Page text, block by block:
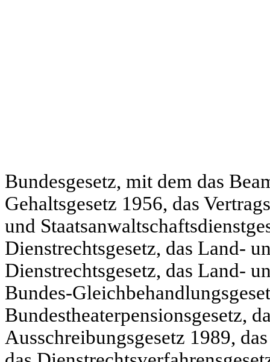
Bundesgesetz, mit dem das
Gehaltsgesetz 1956, das
und
Dienstrechtsgesetz, das Land-
Dienstrechtsgesetz, das Land-
Bundes-
Bundestheaterpensionsgesetz,
Ausschreibungsgesetz 1989,